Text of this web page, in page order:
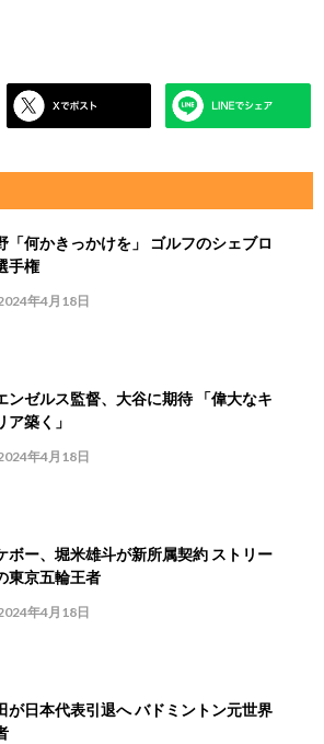
「何かきっかけを」 ゴルフのシェブロ
手権
年4月18日
ンゼルス監督、大谷に期待 「偉大なキ
ア築く」
年4月18日
ボー、堀米雄斗が新所属契約 ストリー
東京五輪王者
年4月18日
が日本代表引退へ バドミントン元世界